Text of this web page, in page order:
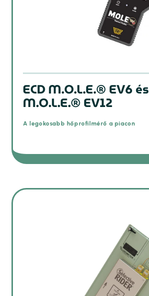
ECD M.O.L.E.® EV6 és
M.O.L.E.® EV12
A legokosabb hőprofilmérő a piacon